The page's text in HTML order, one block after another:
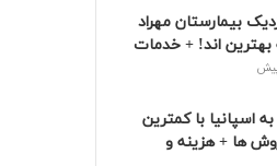
بیمارستان مهراد
بهترین‌ اند! + خدمات
اسپانیا با کمترین
ها + هزینه و